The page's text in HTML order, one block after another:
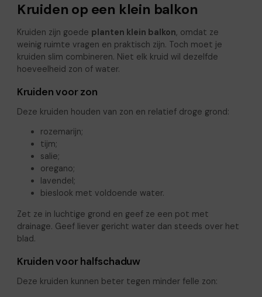
Kruiden op een klein balkon
Kruiden zijn goede planten klein balkon, omdat ze
weinig ruimte vragen en praktisch zijn. Toch moet je
kruiden slim combineren. Niet elk kruid wil dezelfde
hoeveelheid zon of water.
Kruiden voor zon
Deze kruiden houden van zon en relatief droge grond:
rozemarijn;
tijm;
salie;
oregano;
lavendel;
bieslook met voldoende water.
Zet ze in luchtige grond en geef ze een pot met
drainage. Geef liever gericht water dan steeds over het
blad.
Kruiden voor halfschaduw
Deze kruiden kunnen beter tegen minder felle zon: